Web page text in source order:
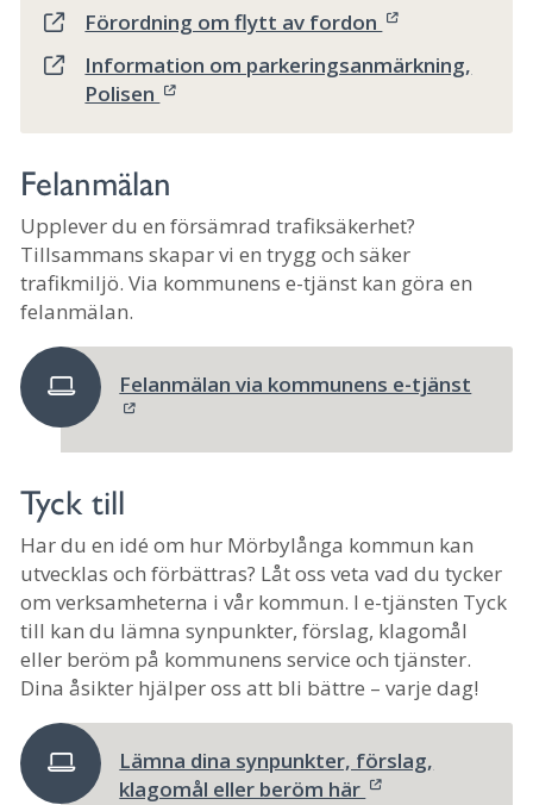
Förordning om flytt av fordon
Information om parkeringsanmärkning,
Polisen
Felanmälan
Upplever du en försämrad trafiksäkerhet?
Tillsammans skapar vi en trygg och säker
trafikmiljö. Via kommunens e-tjänst kan göra en
felanmälan.
Felanmälan via kommunens e-tjänst
Tyck till
Har du en idé om hur Mörbylånga kommun kan
utvecklas och förbättras? Låt oss veta vad du tycker
om verksamheterna i vår kommun. I e-tjänsten Tyck
till kan du lämna synpunkter, förslag, klagomål
eller beröm på kommunens service och tjänster.
Dina åsikter hjälper oss att bli bättre – varje dag!
Lämna dina synpunkter, förslag,
klagomål eller beröm här